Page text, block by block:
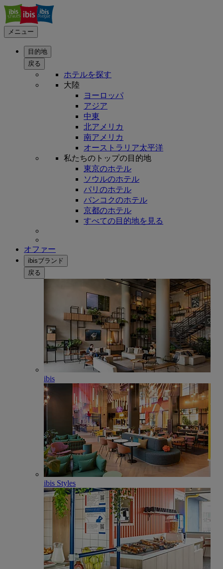
メニュー
目的地
戻る
ホテルを探す
大陸
ヨーロッパ
アジア
中東
北アメリカ
南アメリカ
オーストラリア太平洋
私たちのトップの目的地
東京のホテル
ソウルのホテル
パリのホテル
バンコクのホテル
京都のホテル
すべての目的地を見る
オファー
ibisブランド
戻る
ibis
ibis Styles